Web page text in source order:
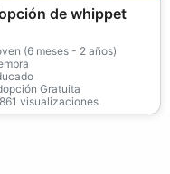
de whippet
(6 meses - 2 años)
Gratuita
visualizaciones